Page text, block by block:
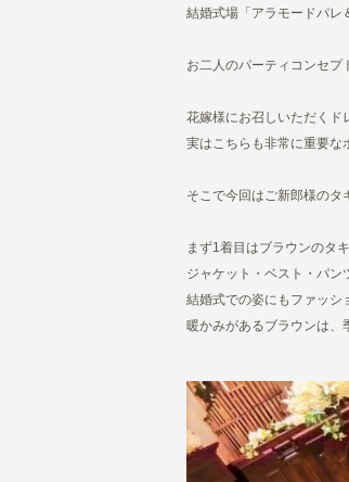
結婚式場「アラモードパレ
お二人のパーティコンセプ
花嫁様にお召しいただくド
実はこちらも非常に重要な
そこで今回はご新郎様のタ
まず1着目はブラウンのタ
ジャケット・ベスト・パン
結婚式での姿にもファッシ
暖かみがあるブラウンは、